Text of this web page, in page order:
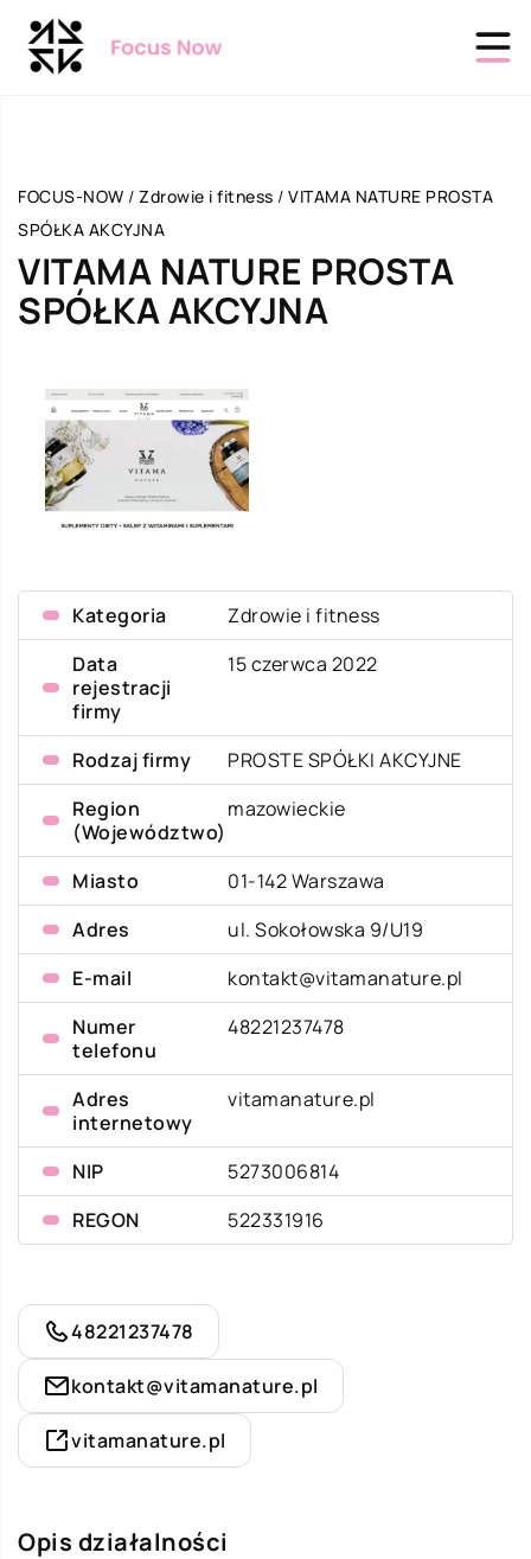
FOCUS-NOW / Zdrowie i fitness / VITAMA NATURE PROSTA
SPÓŁKA AKCYJNA
VITAMA NATURE PROSTA
SPÓŁKA AKCYJNA
Kategoria
Zdrowie i fitness
Data
rejestracji
firmy
15 czerwca 2022
Rodzaj firmy
PROSTE SPÓŁKI AKCYJNE
Region
(Województwo)
mazowieckie
Miasto
01-142 Warszawa
Adres
ul. Sokołowska 9/U19
E-mail
kontakt@vitamanature.pl
Numer
telefonu
48221237478
Adres
internetowy
vitamanature.pl
NIP
5273006814
REGON
522331916
48221237478
kontakt@vitamanature.pl
vitamanature.pl
Opis działalności